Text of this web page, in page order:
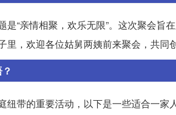
是“亲情相聚，欢乐无限”。这次聚会
里，欢迎各位姑舅两姨前来聚会，共同
纽带的重要活动，以下是一些适合一家